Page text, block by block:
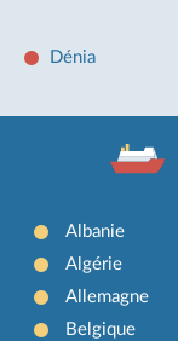
Dénia
Albanie
Algérie
Allemagne
Belgique